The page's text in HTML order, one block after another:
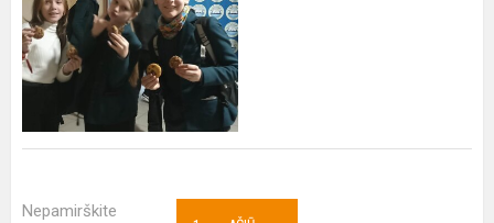
Nepamirškite